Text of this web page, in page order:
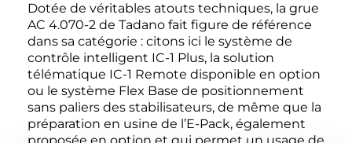
Dotée de véritables atouts techniques, la grue
AC 4.070-2 de Tadano fait figure de référence
dans sa catégorie : citons ici le système de
contrôle intelligent IC-1 Plus, la solution
télématique IC-1 Remote disponible en option
ou le système Flex Base de positionnement
sans paliers des stabilisateurs, de même que la
préparation en usine de l’E-Pack, également